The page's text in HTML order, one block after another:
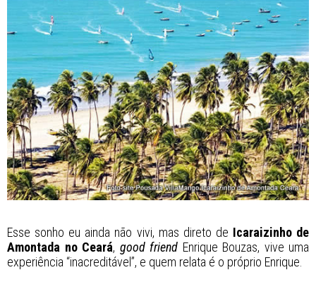
Esse sonho eu ainda não vivi, mas direto de Icaraizinho de
Amontada no Ceará, good friend Enrique Bouzas, vive uma
experiência “inacreditável”, e quem relata é o próprio Enrique.